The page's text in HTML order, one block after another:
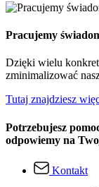
Pracujemy
Dzięki wielu
zminimalizować
Tutaj znajdziesz
Potrzebujesz
odpowiemy na
Kontakt